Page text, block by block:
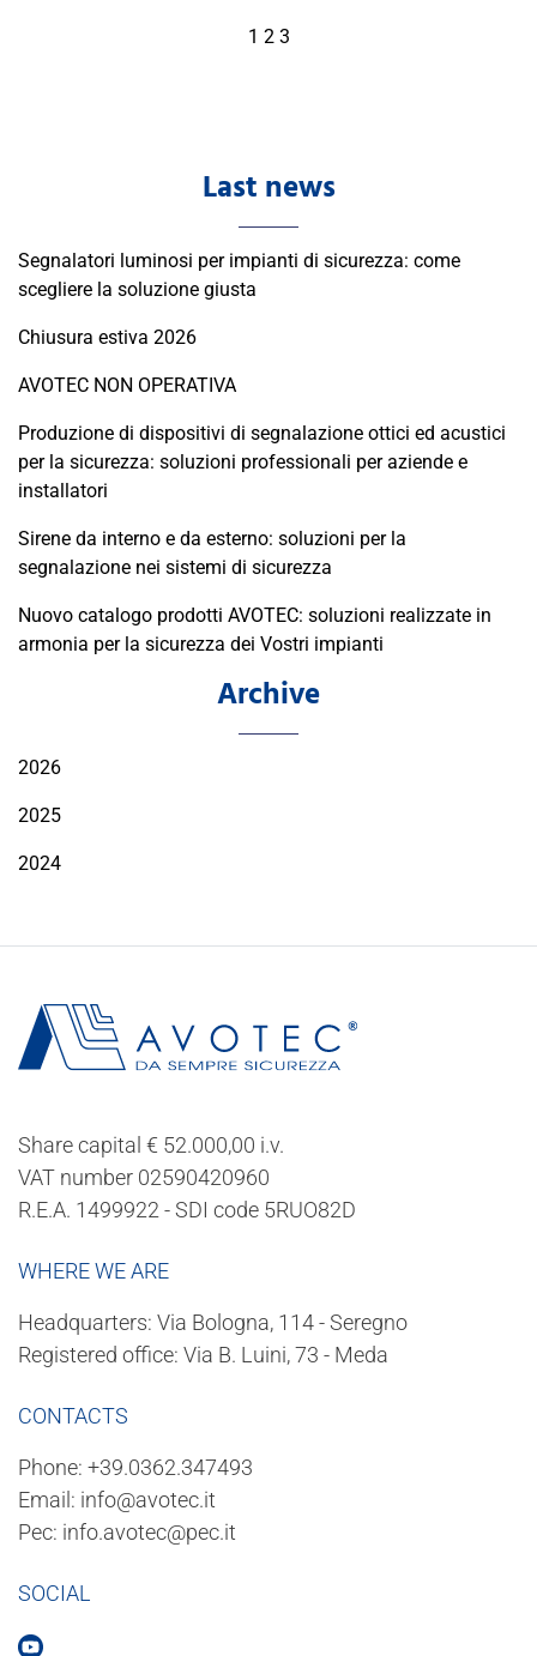
1 2 3
Last news
Segnalatori luminosi per impianti di sicurezza: come
scegliere la soluzione giusta
Chiusura estiva 2026
AVOTEC NON OPERATIVA
Produzione di dispositivi di segnalazione ottici ed acustici
per la sicurezza: soluzioni professionali per aziende e
installatori
Sirene da interno e da esterno: soluzioni per la
segnalazione nei sistemi di sicurezza
Nuovo catalogo prodotti AVOTEC: soluzioni realizzate in
armonia per la sicurezza dei Vostri impianti
Archive
2026
2025
2024
Share capital € 52.000,00 i.v.
VAT number 02590420960
R.E.A. 1499922 - SDI code 5RUO82D
WHERE WE ARE
Headquarters: Via Bologna, 114 - Seregno
Registered office: Via B. Luini, 73 - Meda
CONTACTS
Phone: +39.0362.347493
Email: info@avotec.it
Pec: info.avotec@pec.it
SOCIAL